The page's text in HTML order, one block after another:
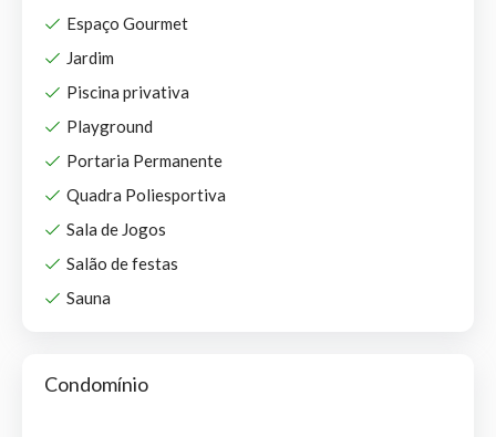
Espaço Gourmet
Jardim
Piscina privativa
Playground
Portaria Permanente
Quadra Poliesportiva
Sala de Jogos
Salão de festas
Sauna
Condomínio